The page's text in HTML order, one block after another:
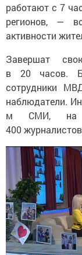
работают с 7
регионов, —
активности
Завершат
в 20 часов.
сотрудники
наблюдатели.
м СМИ, на
400